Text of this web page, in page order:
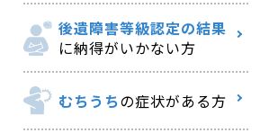
後遺障害等級認定の結果
に納得がいかない方
むちうちの症状がある方